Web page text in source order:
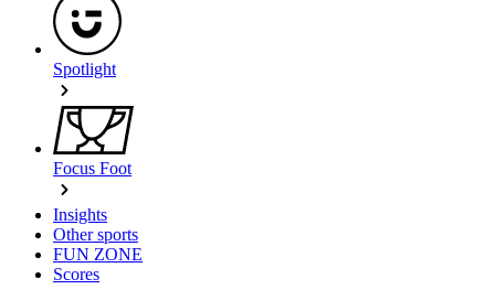
Spotlight
Focus Foot
Insights
Other sports
FUN ZONE
Scores